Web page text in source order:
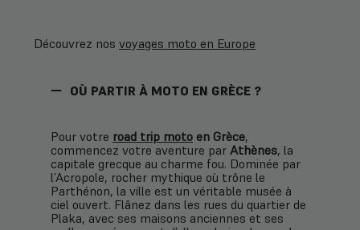
Découvrez nos voyages moto en Europe
OÙ PARTIR À MOTO EN GRÈCE ?
Pour votre road trip moto en Grèce,
commencez votre aventure par Athènes, la
capitale grecque au charme fou. Dominée par
l’Acropole, rocher mythique où trône le
Parthénon, la ville est un véritable musée à
ciel ouvert. Flânez dans les rues du quartier de
Plaka, avec ses maisons anciennes et ses